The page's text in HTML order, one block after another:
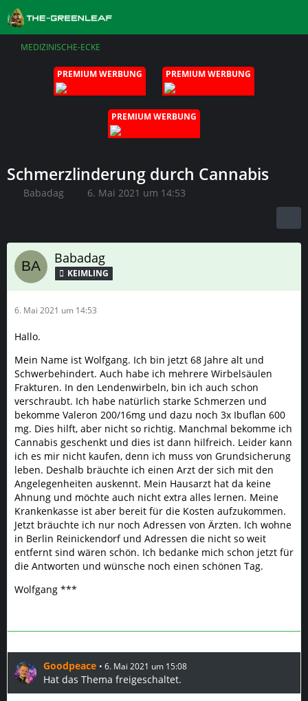
MEDIZINISCHE-ECKE
PREMIUM WERBUNG PREMIUM WERBUNG
PREMIUM WERBUNG
Schmerzlinderung durch Cannabis
Babadag 6. Mai 2021 um 14:53
Babadag
KEIMLING
6. Mai 2021 um 14:53
Hallo.
Mein Name ist Wolfgang. Ich bin jetzt 68 Jahre alt und
Schwerbehindert. Auch habe ich mehrere Wirbelsäulen
Frakturen. In den Lendenwirbeln, bin ich auch schon
verschraubt. Ich habe natürlich starke Schmerzen und
bekomme Valeron 200/16mg und dazu noch 3x Ibuflan 600
mg. Dies hilft, aber nicht so richtig. Manchmal bekomme ich
Cannabis geschenkt und dies ist dann hilfreich. Leider kann
ich es mir nicht kaufen, denn ich muss von Grundsicherung
leben. Deshalb bräuchte ich einen Arzt der sich mit den
Angelegenheiten auskennt. Mein Hausarzt hat da keine
Ahnung und möchte auch nicht extra alles lernen. Meine
Krankenkasse ist aber bereit für die Kosten aufzukommen.
Jetzt bräuchte ich nur noch Adressen von Ärzten. Ich wohne
in Berlin Reinickendorf und Adressen die nicht so weit
entfernt sind wären schön. Ich bedanke mich schon jetzt für
die Antworten und wünsche noch einen schönen Tag.
Wolfgang ***
Goodpeace 6. Mai 2021 um 15:08
Hat das Thema freigeschaltet.